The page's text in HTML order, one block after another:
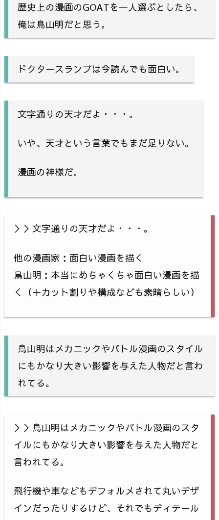
歴史上の漫画のGOATを一人選ぶとしたら、
俺は鳥山明だと思う。
ドクタースランプは今読んでも面白い。
文字通りの天才だよ・・・。
いや、天才という言葉でもまだ足りない。
漫画の神様だ。
＞＞文字通りの天才だよ・・・。
他の漫画家：面白い漫画を描く
鳥山明：本当にめちゃくちゃ面白い漫画を描
く（＋カット割りや構成なども素晴らしい）
鳥山明はメカニックやバトル漫画のスタイル
にもかなり大きい影響を与えた人物だと言わ
れてる。
＞＞鳥山明はメカニックやバトル漫画のスタ
イルにもかなり大きい影響を与えた人物だと
言われてる。
飛行機や車などもデフォルメされて丸いデザ
インだったりするけど、それでもディテール